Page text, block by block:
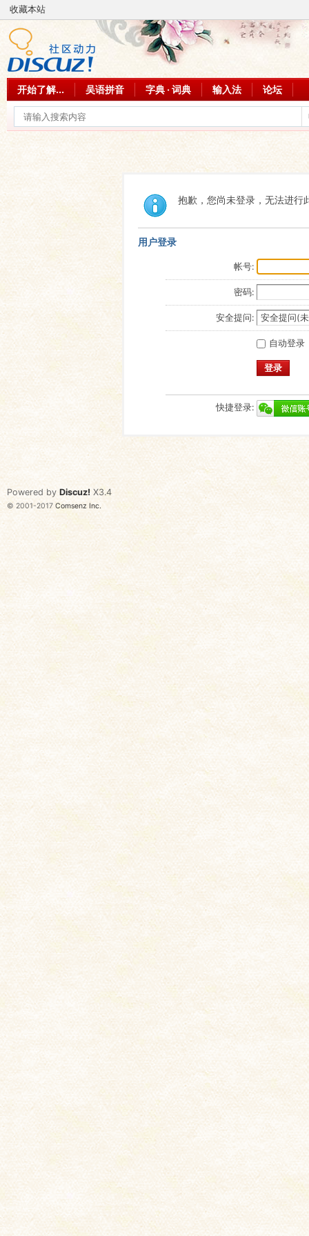
收藏本站
开始了解... 吴语拼音 字典 · 词典 输入法 论坛
抱歉，您尚未登录，无法进行
用户登录
帐号:
密码:
安全提问:
自动登录
登录
快捷登录:
Powered by Discuz! X3.4
© 2001-2017 Comsenz Inc.